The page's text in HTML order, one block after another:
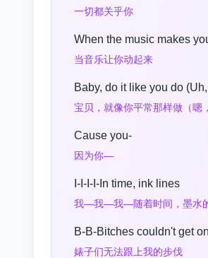
一切都关乎你
When the music makes
当音乐让你动起来
Baby, do it like you do
宝贝，就像你平常那样做（嗯
Cause you-
因为你—
I-I-I-I-In time, ink lines
我—我—我—随着时间，墨水
B-B-Bitches couldn't get
婊子们无法跟上我的步伐